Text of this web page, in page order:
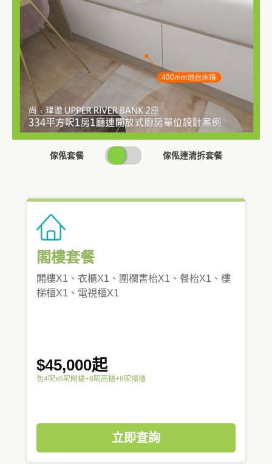
傢俬套餐
SWITCH
PRICING
傢俬連清拆套餐
閣樓套餐
閣樓X1、衣櫃X1、圍欄書枱X1、餐枱X1、樓
梯櫃X1、電視櫃X1
$45,000起
包4呎x6呎閣樓+8呎高櫃+8呎矮櫃
立即查詢